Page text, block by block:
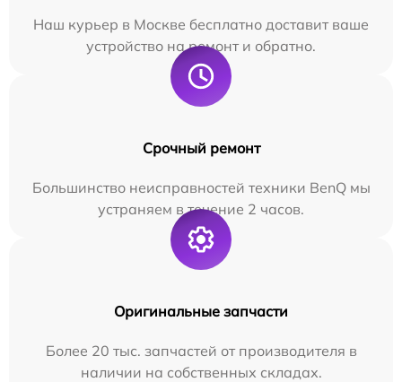
Наш курьер в Москве бесплатно доставит ваше
устройство на ремонт и обратно.
Срочный ремонт
Большинство неисправностей техники BenQ мы
устраняем в течение 2 часов.
Оригинальные запчасти
Более 20 тыс. запчастей от производителя в
наличии на собственных складах.